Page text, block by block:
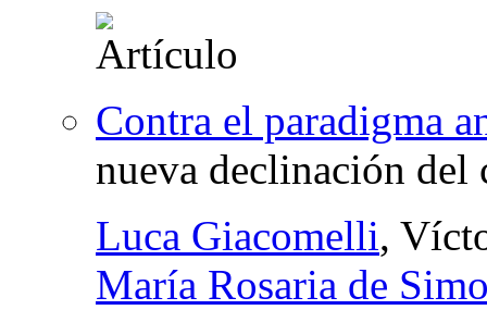
Contra el paradigma
nueva declinación del
Luca Giacomelli,
María Rosaria de